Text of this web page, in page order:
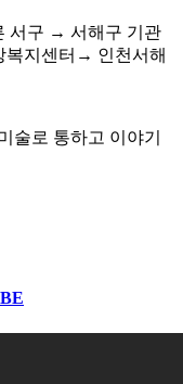
서구 → 서해구 기관
복지센터→ 인천서해
술로 통하고 이야기